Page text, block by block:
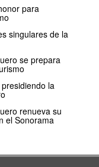
para
singulares de la
se prepara
la
renueva su
el Sonorama